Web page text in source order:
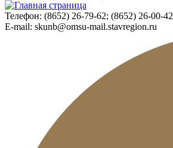
Телефон: (8652) 26-79-62; (8652) 26-00-42
E-mail: skunb@omsu-mail.stavregion.ru